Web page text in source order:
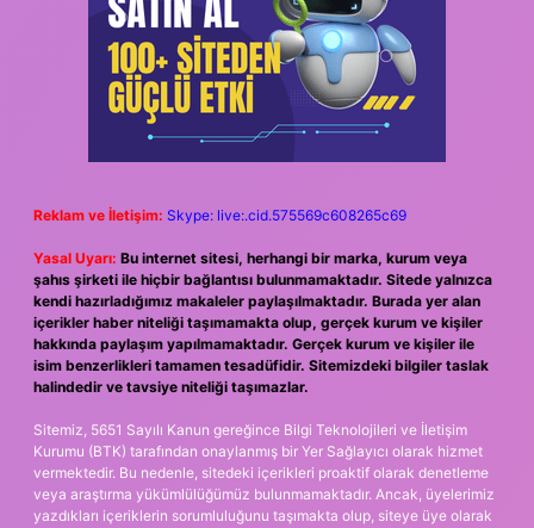
Reklam ve İletişim: Skype: live:.cid.575569c608265c69
Yasal Uyarı: Bu internet sitesi, herhangi bir marka, kurum veya
şahıs şirketi ile hiçbir bağlantısı bulunmamaktadır. Sitede yalnızca
kendi hazırladığımız makaleler paylaşılmaktadır. Burada yer alan
içerikler haber niteliği taşımamakta olup, gerçek kurum ve kişiler
hakkında paylaşım yapılmamaktadır. Gerçek kurum ve kişiler ile
isim benzerlikleri tamamen tesadüfidir. Sitemizdeki bilgiler taslak
halindedir ve tavsiye niteliği taşımazlar.
Sitemiz, 5651 Sayılı Kanun gereğince Bilgi Teknolojileri ve İletişim
Kurumu (BTK) tarafından onaylanmış bir Yer Sağlayıcı olarak hizmet
vermektedir. Bu nedenle, sitedeki içerikleri proaktif olarak denetleme
veya araştırma yükümlülüğümüz bulunmamaktadır. Ancak, üyelerimiz
yazdıkları içeriklerin sorumluluğunu taşımakta olup, siteye üye olarak